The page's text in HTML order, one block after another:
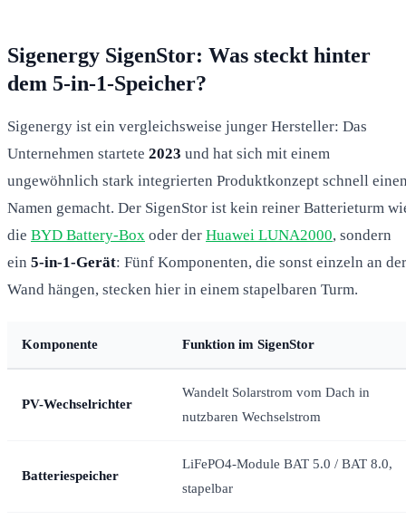
Sigenergy SigenStor: Was steckt hinter
dem 5-in-1-Speicher?
Sigenergy ist ein vergleichsweise junger Hersteller: Das
Unternehmen startete 2023 und hat sich mit einem
ungewöhnlich stark integrierten Produktkonzept schnell
Namen gemacht. Der SigenStor ist kein reiner Batterieturm
die BYD Battery-Box oder der Huawei LUNA2000, sondern
ein 5-in-1-Gerät: Fünf Komponenten, die sonst einzeln an der
Wand hängen, stecken hier in einem stapelbaren Turm.
Komponente Funktion im SigenStor
PV-Wechselrichter
Wandelt Solarstrom vom Dach in
nutzbaren Wechselstrom
Batteriespeicher
LiFePO4-Module BAT 5.0 / BAT 8.0,
stapelbar